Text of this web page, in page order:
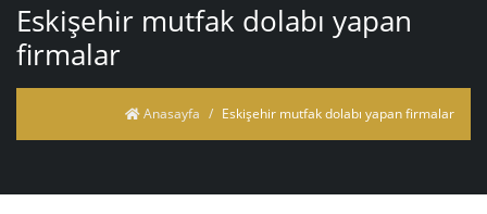
Eskişehir mutfak dolabı yapan
firmalar
Anasayfa Eskişehir mutfak dolabı yapan firmalar